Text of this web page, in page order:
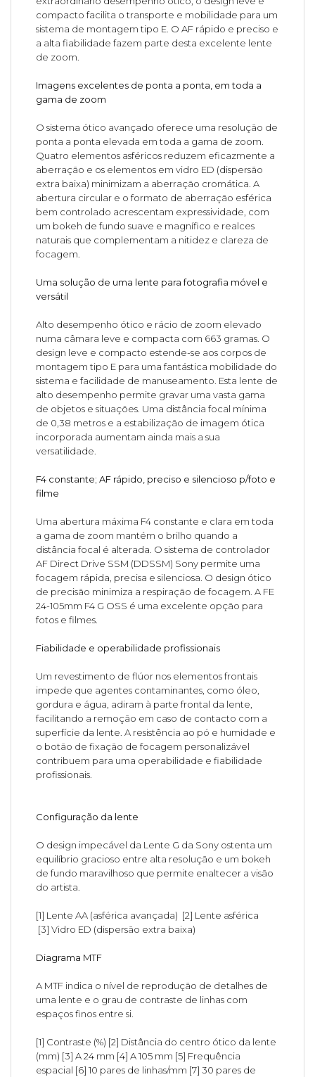
compacto facilita o transporte e mobilidade para um
sistema de montagem tipo E. O AF rápido e preciso e
a alta fiabilidade fazem parte desta excelente lente
de zoom.
Imagens excelentes de ponta a ponta, em toda a
gama de zoom
O sistema ótico avançado oferece uma resolução de
ponta a ponta elevada em toda a gama de zoom.
Quatro elementos asféricos reduzem eficazmente a
aberração e os elementos em vidro ED (dispersão
extra baixa) minimizam a aberração cromática. A
abertura circular e o formato de aberração esférica
bem controlado acrescentam expressividade, com
um bokeh de fundo suave e magnífico e realces
naturais que complementam a nitidez e clareza de
focagem.
Uma solução de uma lente para fotografia móvel e
versátil
Alto desempenho ótico e rácio de zoom elevado
numa câmara leve e compacta com 663 gramas. O
design leve e compacto estende-se aos corpos de
montagem tipo E para uma fantástica mobilidade do
sistema e facilidade de manuseamento. Esta lente de
alto desempenho permite gravar uma vasta gama
de objetos e situações. Uma distância focal mínima
de 0,38 metros e a estabilização de imagem ótica
incorporada aumentam ainda mais a sua
versatilidade.
F4 constante; AF rápido, preciso e silencioso p/foto e
filme
Uma abertura máxima F4 constante e clara em toda
a gama de zoom mantém o brilho quando a
distância focal é alterada. O sistema de controlador
AF Direct Drive SSM (DDSSM) Sony permite uma
focagem rápida, precisa e silenciosa. O design ótico
de precisão minimiza a respiração de focagem. A FE
24-105mm F4 G OSS é uma excelente opção para
fotos e filmes.
Fiabilidade e operabilidade profissionais
Um revestimento de flúor nos elementos frontais
impede que agentes contaminantes, como óleo,
gordura e água, adiram à parte frontal da lente,
facilitando a remoção em caso de contacto com a
superfície da lente. A resistência ao pó e humidade e
o botão de fixação de focagem personalizável
contribuem para uma operabilidade e fiabilidade
profissionais.
Configuração da lente
O design impecável da Lente G da Sony ostenta um
equilíbrio gracioso entre alta resolução e um bokeh
de fundo maravilhoso que permite enaltecer a visão
do artista.
[1] Lente AA (asférica avançada) [2] Lente asférica
[3] Vidro ED (dispersão extra baixa)
Diagrama MTF
A MTF indica o nível de reprodução de detalhes de
uma lente e o grau de contraste de linhas com
espaços finos entre si.
[1] Contraste (%) [2] Distância do centro ótico da lente
(mm) [3] A 24 mm [4] A 105 mm [5] Frequência
espacial [6] 10 pares de linhas/mm [7] 30 pares de